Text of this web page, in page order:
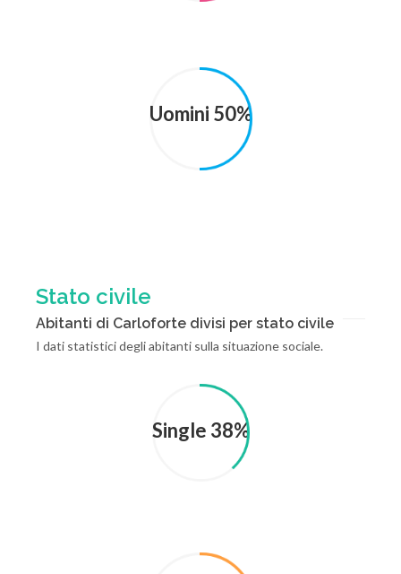
Uomini 50%
Stato civile
Abitanti di Carloforte divisi per stato civile
I dati statistici degli abitanti sulla situazione sociale.
Single 38%